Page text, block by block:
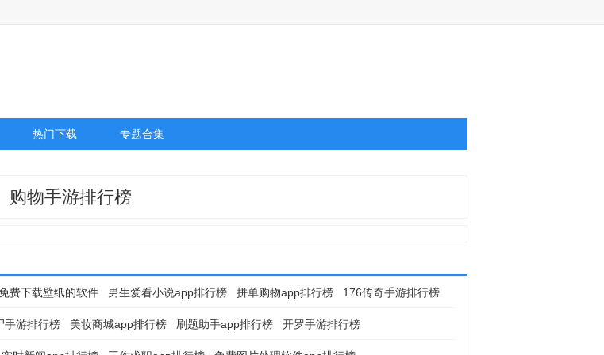
热门下载 专题合集
购物手游排行榜
费下载壁纸的软件 男生爱看小说app排行榜 拼单购物app排行榜 176传奇手游排行榜
手游排行榜 美妆商城app排行榜 刷题助手app排行榜 开罗手游排行榜